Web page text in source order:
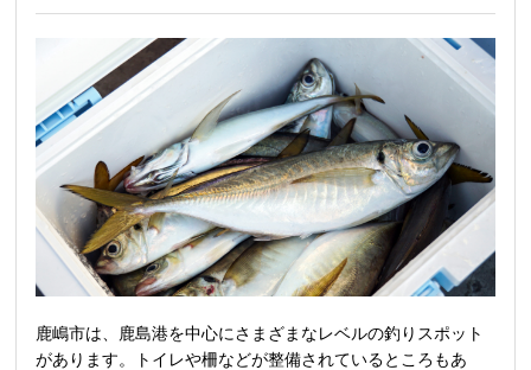
鹿嶋市は、鹿島港を中心にさまざまなレベルの釣りスポット
があります。トイレや柵などが整備されているところもあ